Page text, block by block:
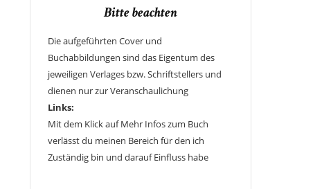
Bitte beachten
Die aufgeführten Cover und
Buchabbildungen sind das Eigentum des
jeweiligen Verlages bzw. Schriftstellers und
dienen nur zur Veranschaulichung
Links:
Mit dem Klick auf Mehr Infos zum Buch
verlässt du meinen Bereich für den ich
Zuständig bin und darauf Einfluss habe